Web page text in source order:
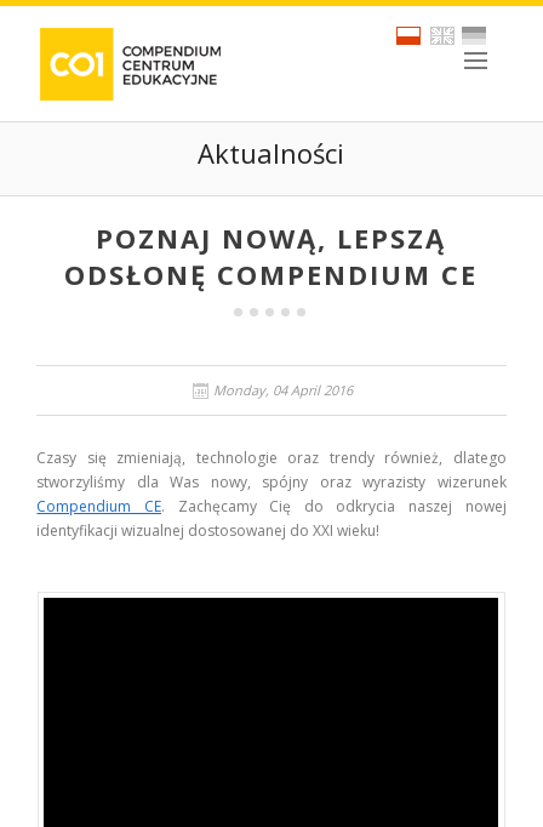
Aktualności
POZNAJ NOWĄ, LEPSZĄ
ODSŁONĘ COMPENDIUM CE
Monday, 04 April 2016
Czasy się zmieniają, technologie oraz trendy również, dlatego
stworzyliśmy dla Was nowy, spójny oraz wyrazisty wizerunek
Compendium CE. Zachęcamy Cię do odkrycia naszej nowej
identyfikacji wizualnej dostosowanej do XXI wieku!